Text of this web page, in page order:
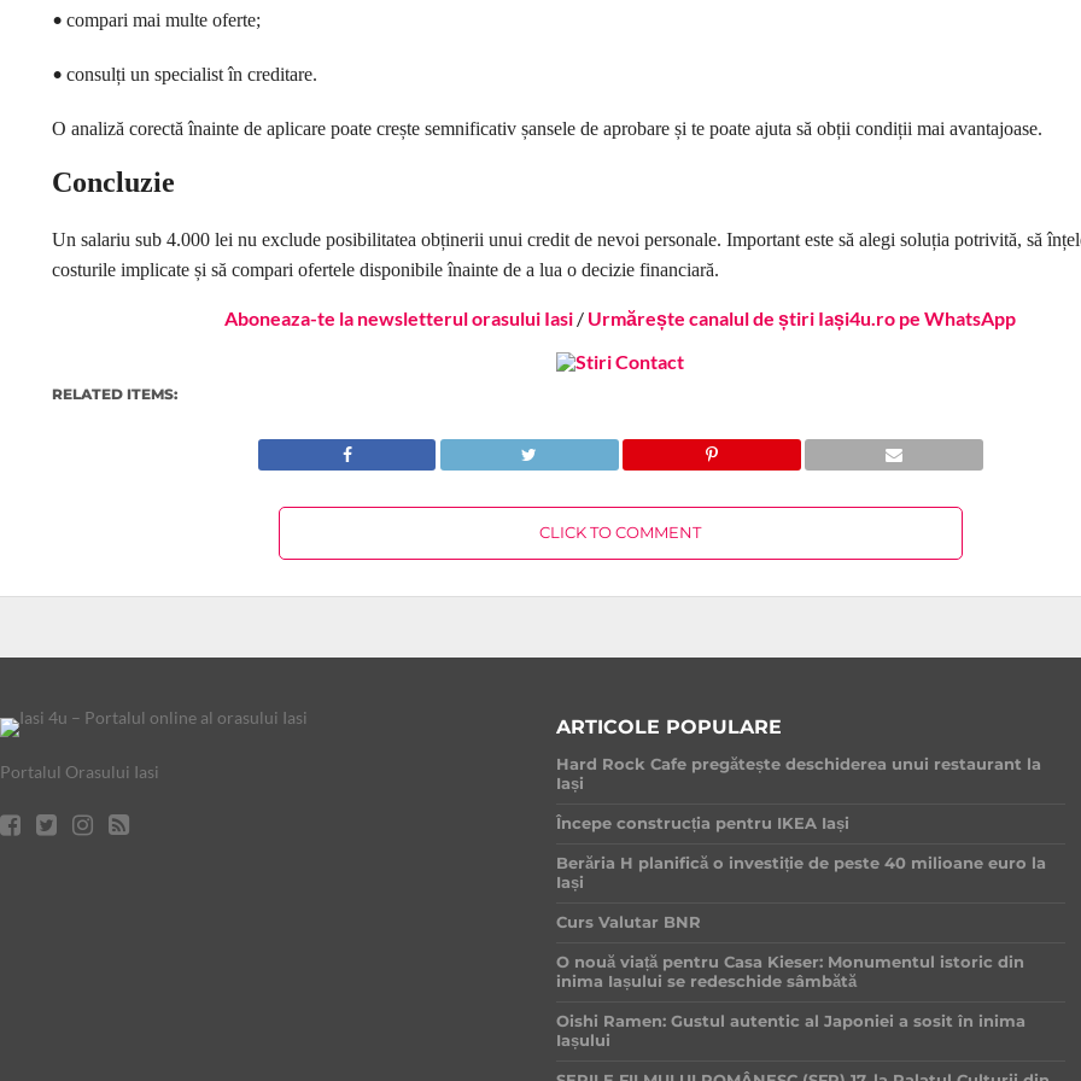
• compari mai multe oferte;
• consulți un specialist în creditare.
O analiză corectă înainte de aplicare poate crește semnificativ șansele de aprobare și te poate ajuta să obții condiții mai avantajoase.
Concluzie
Un salariu sub 4.000 lei nu exclude posibilitatea obținerii unui credit de nevoi personale. Important este să alegi soluția potrivită, să
costurile implicate și să compari ofertele disponibile înainte de a lua o decizie financiară.
Aboneaza-te la newsletterul orasului Iasi / Urmărește canalul de știri Iași4u.ro pe WhatsApp
RELATED ITEMS:
CLICK TO COMMENT
Portalul Orasului Iasi
ARTICOLE POPULARE
Hard Rock Cafe pregătește deschiderea unui restaurant la
Iași
Începe construcția pentru IKEA Iași
Berăria H planifică o investiție de peste 40 milioane euro la
Iași
Curs Valutar BNR
O nouă viață pentru Casa Kieser: Monumentul istoric din
inima Iașului se redeschide sâmbătă
Oishi Ramen: Gustul autentic al Japoniei a sosit în inima
Iașului